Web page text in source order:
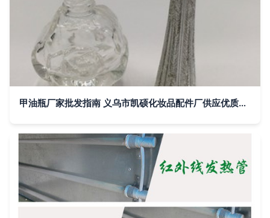
甲油瓶厂家批发指南 义乌市凯硕化妆品配件厂供应优质甲油胶瓶与玻璃指甲油瓶